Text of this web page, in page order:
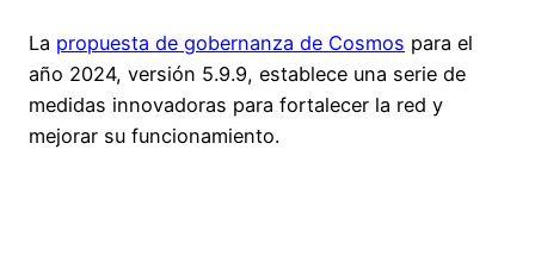
La propuesta de gobernanza de Cosmos para el
año 2024, versión 5.9.9, establece una serie de
medidas innovadoras para fortalecer la red y
mejorar su funcionamiento.